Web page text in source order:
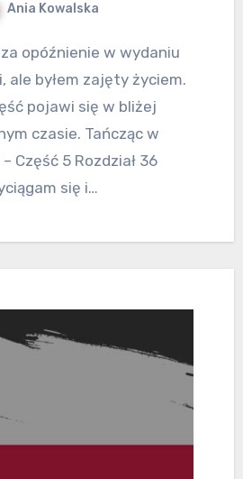
Ania Kowalska
ale byłem zajęty życiem.
pojawi się w bliżej
czasie. Tańcząc w
Część 5 Rozdział 36
się i…